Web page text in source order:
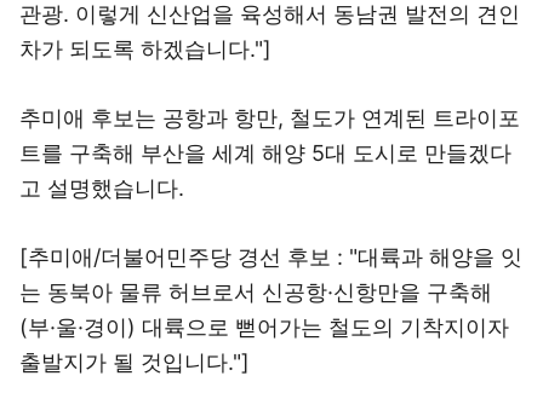
관광. 이렇게 신산업을 육성해서 동남권 발전의 견인
차가 되도록 하겠습니다."]
추미애 후보는 공항과 항만, 철도가 연계된 트라이포
트를 구축해 부산을 세계 해양 5대 도시로 만들겠다
고 설명했습니다.
[추미애/더불어민주당 경선 후보 : "대륙과 해양을 잇
는 동북아 물류 허브로서 신공항·신항만을 구축해
(부·울·경이) 대륙으로 뻗어가는 철도의 기착지이자
출발지가 될 것입니다."]